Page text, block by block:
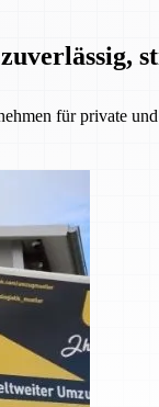
für private